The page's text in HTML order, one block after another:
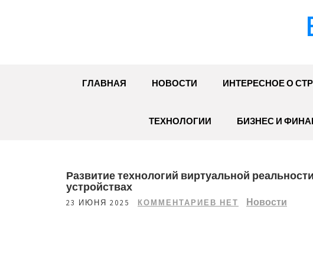
ГЛАВНАЯ НОВОСТИ ИНТЕРЕСНОЕ О
ТЕХНОЛОГИИ БИЗНЕС И
Развитие технологий виртуальной
устройствах
23 ИЮНЯ 2025 КОММЕНТАРИЕВ НЕТ Новости